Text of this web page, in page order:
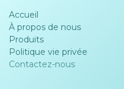
Accueil
À propos de nous
Produits
Politique vie privée​​
Contactez-nous